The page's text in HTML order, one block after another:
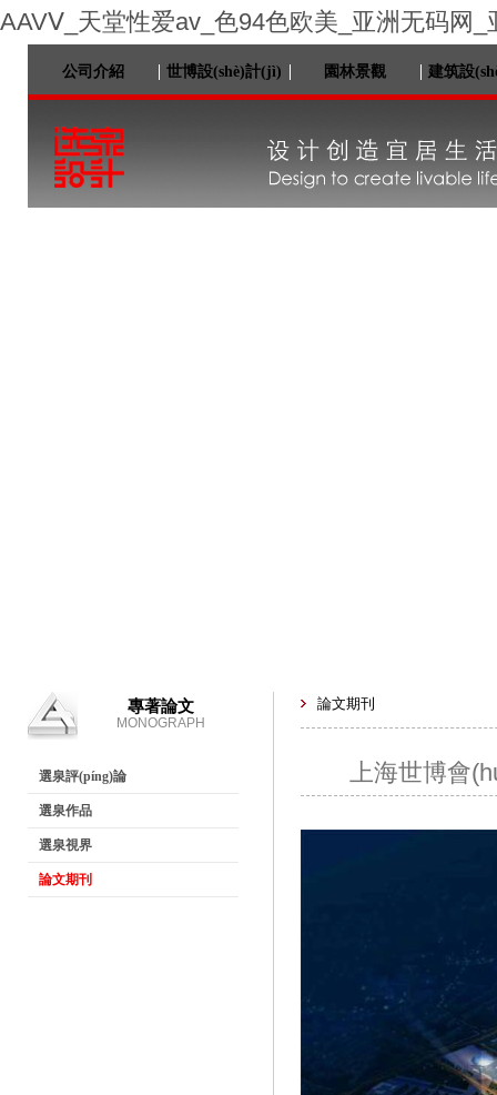
AAVⅤ_天堂性爱av_色94色欧美_亚洲无码网_
公司介紹 世博設(shè)計(jì) 園林景觀 建筑設
專著論文
MONOGRAPH
選泉評(píng)論
選泉作品
選泉視界
論文期刊
論文期刊
上海世博會